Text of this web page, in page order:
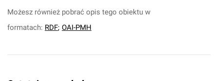
Możesz również pobrać opis tego obiektu w
formatach: RDF; OAI-PMH